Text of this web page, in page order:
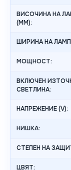
ВИСОЧИНА НА
(MM):
ШИРИНА НА
МОЩНОСТ:
ВКЛЮЧЕН
СВЕТЛИНА:
НАПРЕЖЕНИЕ (V):
НИШКА:
СТЕПЕН НА
ЦВЯТ: